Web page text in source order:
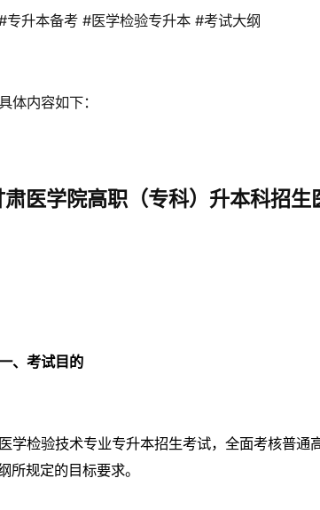
专升本备考 #医学检验专升本 #考试大纲
体内容如下：
肃医学院高职（专科）升本科招生
、考试目的
学检验技术专业专升本招生考试，全面考核普
所规定的目标要求。